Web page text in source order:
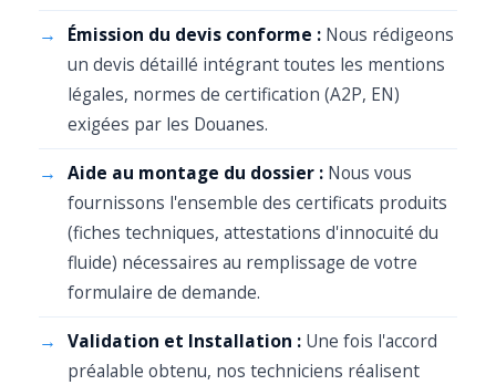
Émission du devis conforme : Nous rédigeons
un devis détaillé intégrant toutes les mentions
légales, normes de certification (A2P, EN)
exigées par les Douanes.
Aide au montage du dossier : Nous vous
fournissons l'ensemble des certificats produits
(fiches techniques, attestations d'innocuité du
fluide) nécessaires au remplissage de votre
formulaire de demande.
Validation et Installation : Une fois l'accord
préalable obtenu, nos techniciens réalisent